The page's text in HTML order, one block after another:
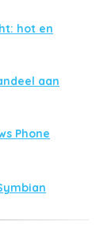
hot en
aan
Phone